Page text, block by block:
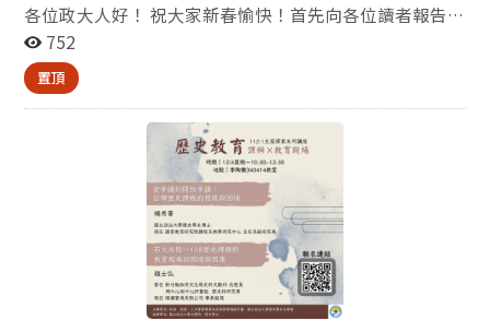
各位政大人好！ 祝大家新春愉快！首先向各位讀者報告一
個人事上的大事：在本系任教逾三十年的彭明輝教授將在
今年2月1日退休。彭老師的專長領域是中國近現代的學術
思想史，他與政大歷史系有很深的緣分，曾就讀本系的碩
士班和博士班，取得博士學位後，在1993年8月成為本系
專任教師，並在2003年2月升等教授。為了感謝彭老師多
年的貢獻，本系在去年12月25日的期末系務會議為彭老
師舉辦了簡單而隆重的榮退歡送會。 在過去的半年裡，除
了例行的教學與研究工作之外，歷史系也舉辦了許多活
動。我們邀請了許多校外的學者與專家來系上演講，包括
日本九州大學Matthew Augustine副教授主講
「Resettlement during the American interlude in
Northeast Asia」、中研院史語所邢義田院士主講「新材
料、新思路——對上古史研究的新開展」、美籍律師與政
752
置頂